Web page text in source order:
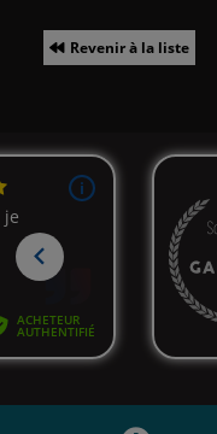
Revenir à la liste